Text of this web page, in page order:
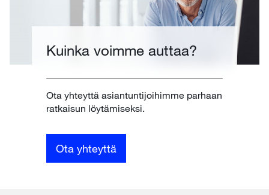
Kuinka voimme auttaa?
Ota yhteyttä asiantuntijoihimme parhaan
ratkaisun löytämiseksi.
Ota yhteyttä